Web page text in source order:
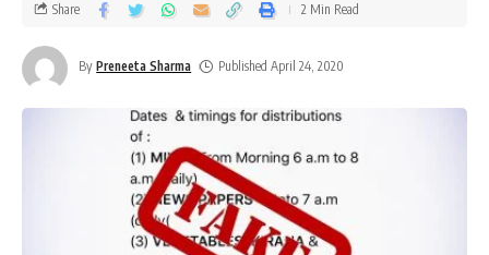
By Preneeta Sharma Published April 24, 2020
Share 2 Min Read